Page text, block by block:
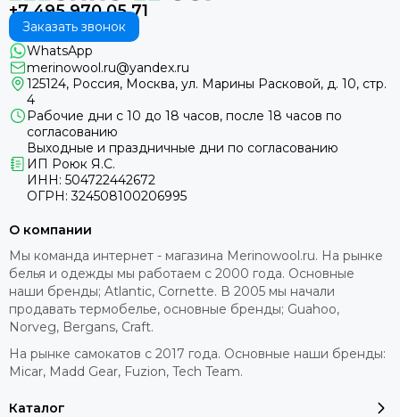
+7 495 970 05 71
Заказать звонок
WhatsApp
merinowool.ru@yandex.ru
125124, Россия, Москва, ул. Марины Расковой, д. 10, стр.
4
Рабочие дни с 10 до 18 часов, после 18 часов по
согласованию
Выходные и праздничные дни по согласованию
ИП Роюк Я.С.
ИНН: 504722442672
ОГРН: 324508100206995
Каталог
О компании
Мы команда интернет - магазина Merinowool.ru. На рынке
белья и одежды мы работаем с 2000 года. Основные
наши бренды; Atlantic, Cornette. В 2005 мы начали
продавать термобелье, основные бренды; Guahoo,
Norveg, Bergans, Craft.
На рынке самокатов с 2017 года. Основные наши бренды:
Micar, Madd Gear, Fuzion, Tech Team.